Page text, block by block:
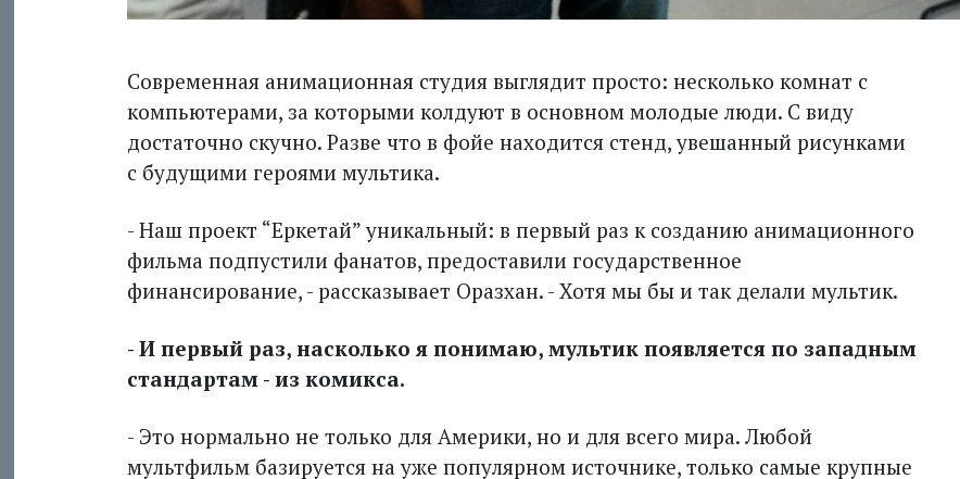
Современная анимационная студия выглядит просто: несколько комнат с
компьютерами, за которыми колдуют в основном молодые люди. С виду
достаточно скучно. Разве что в фойе находится стенд, увешанный рисунками
с будущими героями мультика.
- Наш проект “Еркетай” уникальный: в первый раз к созданию анимационного
фильма подпустили фанатов, предоставили государственное
финансирование, - рассказывает Оразхан. - Хотя мы бы и так делали мультик.
- И первый раз, насколько я понимаю, мультик появляется по западным
стандартам - из комикса.
- Это нормально не только для Америки, но и для всего мира. Любой
мультфильм базируется на уже популярном источнике, только самые крупные